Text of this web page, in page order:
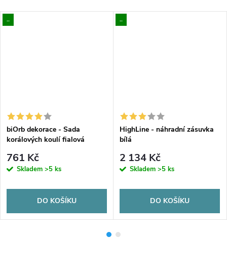
..
biOrb dekorace - Sada
korálových koulí fialová
761 Kč
Skladem >5 ks
DO KOŠÍKU
..
HighLine - náhradní zásuvka
bílá
2 134 Kč
Skladem >5 ks
DO KOŠÍKU